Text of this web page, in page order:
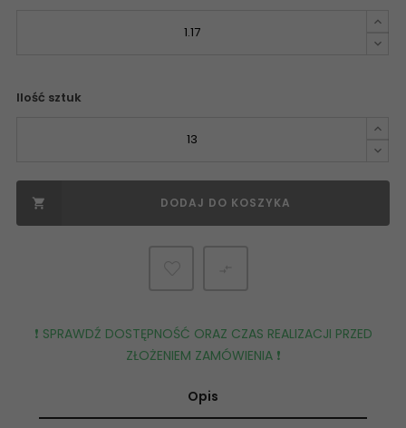
Ilość sztuk
 DODAJ DO KOSZYKA
❗️ SPRAWDŹ DOSTĘPNOŚĆ ORAZ CZAS REALIZACJI PRZED
ZŁOŻENIEM ZAMÓWIENIA ❗️
Opis